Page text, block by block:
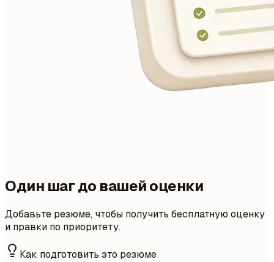
Один шаг до вашей оценки
Добавьте резюме, чтобы получить бесплатную оценку
и правки по приоритету.
Как подготовить это резюме